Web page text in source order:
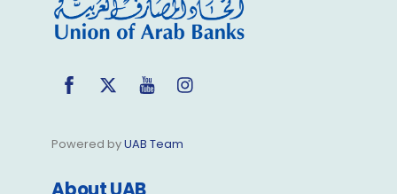
FacebookTwitter YouTube
Powered byUAB Team